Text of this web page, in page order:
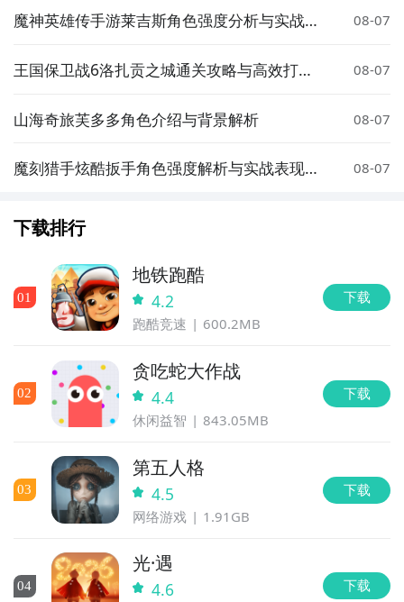
魔神英雄传手游莱吉斯角色强度分析与实战搭
08-07
王国保卫战6洛扎贡之城通关攻略与高效打法
08-07
山海奇旅芙多多角色介绍与背景解析 08-07
魔刻猎手炫酷扳手角色强度解析与实战表现评
08-07
下载排行
01
地铁跑酷
4.2
跑酷竞速 600.2MB
下载
02
贪吃蛇大作战
4.4
休闲益智 843.05MB
下载
03
第五人格
4.5
网络游戏 1.91GB
下载
04
光·遇
4.6 下载